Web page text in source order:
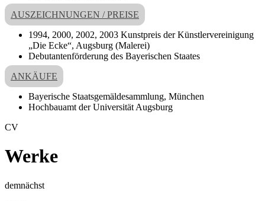
AUSZEICHNUNGEN / PREISE
1994, 2000, 2002, 2003 Kunstpreis der Künstlervereinigung
„Die Ecke“, Augsburg (Malerei)
Debutantenförderung des Bayerischen Staates
ANKÄUFE
Bayerische Staatsgemäldesammlung, München
Hochbauamt der Universität Augsburg
CV
Werke
demnächst